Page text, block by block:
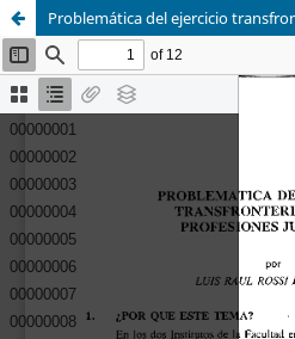
Problemática del ejercicio